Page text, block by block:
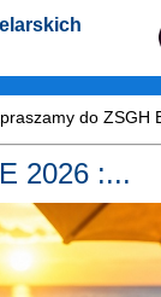
2026 :...